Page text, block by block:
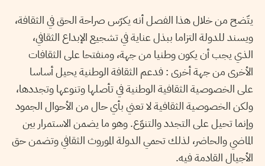
يتّضح من خلال هذا الفصل أنه يكرّس صراحة الحق في الثقافة،
ويسند للدولة التزاما ببذل عناية في تشجيع الإبداع الثقافي،
الذي يجب أن يكون وطنيا من جهة، ومنفتحا على الثقافات
الأخرى من جهة أخرى : فدعم الثقافة الوطنية يحيل أساسا
على الخصوصية الثقافية الوطنية في تأصلها وتنوعها وتجددها،
ولكن الخصوصية الثقافية لا تعني بأي حال من الأحوال الجمود
وإنما تحيل على التجدد والتنوّع. وهو ما يضمن الاستمرار بين
الماضي والحاضر، لذلك تحمي الدولة الموروث الثقافي وتضمن حق
الأجيال القادمة فيه.